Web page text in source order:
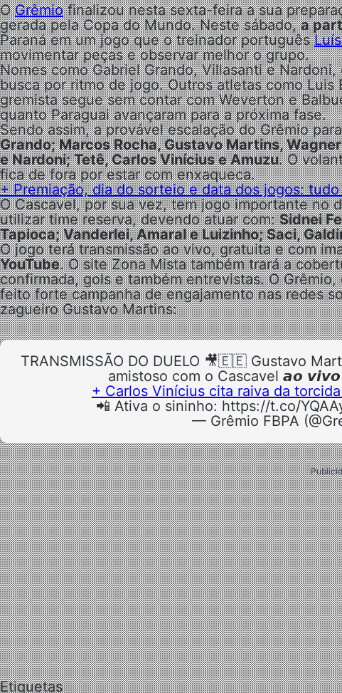
OGrêmiofinalizou nesta sexta-feira a sua
gerada pela Copa do Mundo. Neste sábado,a
Paraná em um jogo que o treinador português
movimentar peças e observar melhor o grupo.
Nomes como Gabriel Grando, Villasanti e
busca por ritmo de jogo. Outros atletas como
gremista segue sem contar com Weverton e
quanto Paraguai avançaram para a próxima fase.
Sendo assim, a provável escalação do Grêmio
Grando; Marcos Rocha, Gustavo Martins,
e Nardoni; Tetê, Carlos Vinícius e Amuzu. O
fica de fora por estar com enxaqueca.
+ Premiação, dia do sorteio e data dos jogos:
O Cascavel, por sua vez, tem jogo importante no
utilizar time reserva, devendo atuar com:Sidnei
Tapioca; Vanderlei, Amaral e Luizinho; Saci,
O jogo terá transmissão ao vivo, gratuita e com
YouTube. O site Zona Mista também trará a
confirmada, gols e também entrevistas. O
feito forte campanha de engajamento nas redes
zagueiro Gustavo Martins:
TRANSMISSÃO DO DUELO 🎥🇪🇪 Gustavo
amistoso com o Cascavel 𝙖𝙤
+ Carlos Vinícius cita raiva da
📲 Ativa o sininho: https://t.co/
— Grêmio FBPA
Etiquetas